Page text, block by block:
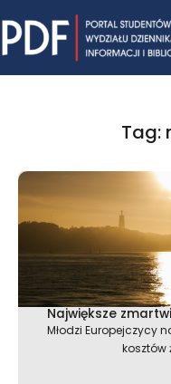
to
content
Tag:
Największe
Młodzi Europejczycy
kosztów